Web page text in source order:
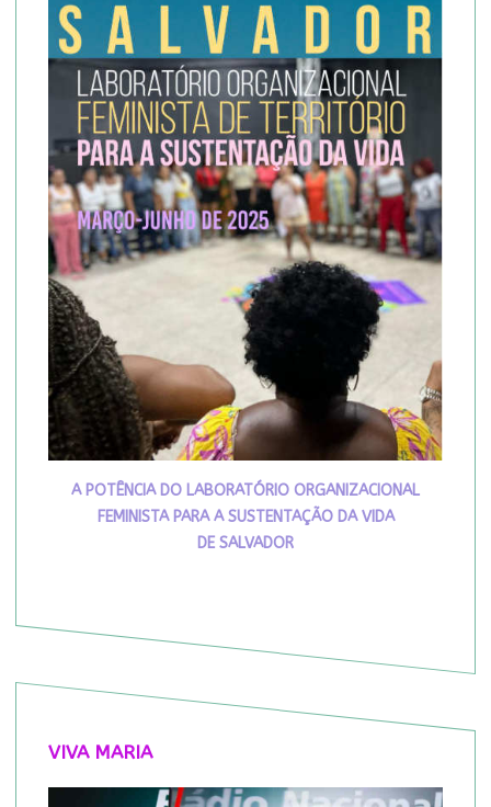
A POTÊNCIA DO LABORATÓRIO ORGANIZACIONAL
FEMINISTA PARA A SUSTENTAÇÃO DA VIDA
DE SALVADOR
VIVA MARIA